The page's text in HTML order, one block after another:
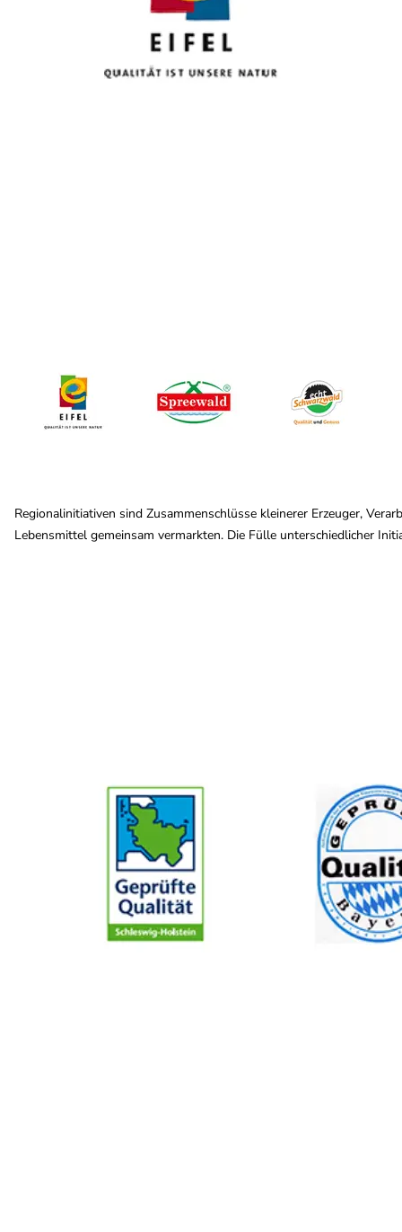
Regionalinitiativen sind Zusammenschlüsse kleinerer Erzeuger,
Lebensmittel gemeinsam vermarkten. Die Fülle unterschiedlicher